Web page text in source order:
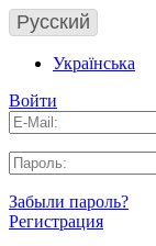
Русский
Українська
Войти
Забыли пароль?
Регистрация